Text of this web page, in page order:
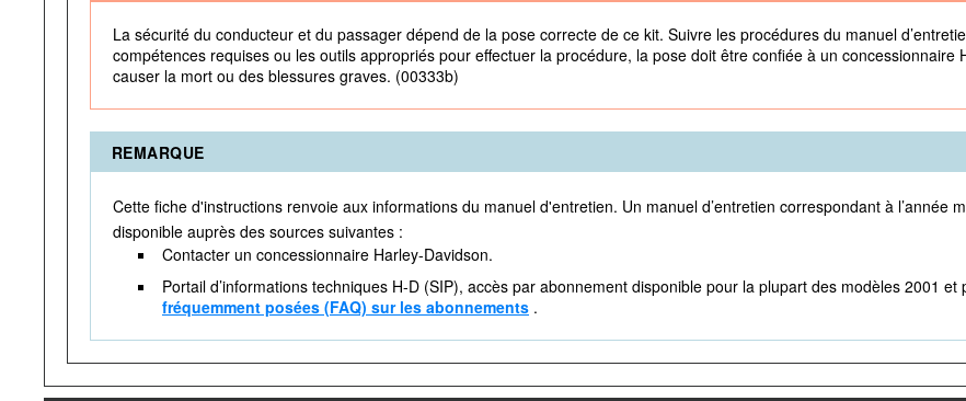
La sécurité du conducteur et du passager dépend de la pose correcte de ce kit. Suivre les procédures du manuel
compétences requises ou les outils appropriés pour effectuer la procédure, la pose doit être confiée à un
causer la mort ou des blessures graves. (00333b)
REMARQUE
Cette fiche d'instructions renvoie aux informations du manuel d'entretien. Un manuel d’entretien correspondant à l’année
disponible auprès des sources suivantes :
Contacter un concessionnaire Harley-Davidson.
Portail d’informations techniques H-D (SIP), accès par abonnement disponible pour la plupart des modèles 2001
fréquemment posées (FAQ) sur les abonnements .